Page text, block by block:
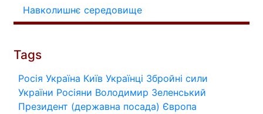
Навколишнє середовище
Tags
Росія Україна Київ Українці Збройні сили
України Росіяни Володимир Зеленський
Президент (державна посада) Європа